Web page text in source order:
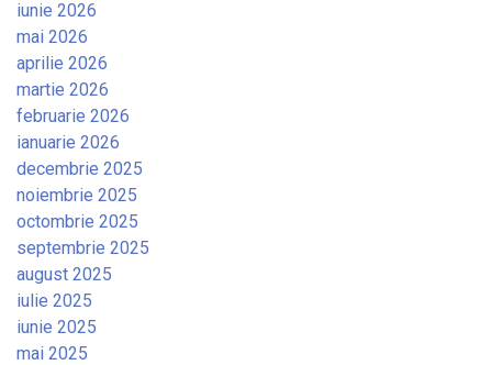
iunie 2026
mai 2026
aprilie 2026
martie 2026
februarie 2026
ianuarie 2026
decembrie 2025
noiembrie 2025
octombrie 2025
septembrie 2025
august 2025
iulie 2025
iunie 2025
mai 2025